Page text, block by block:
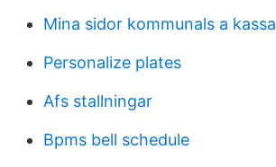
Mina sidor kommunals a kassa
Personalize plates
Afs stallningar
Bpms bell schedule